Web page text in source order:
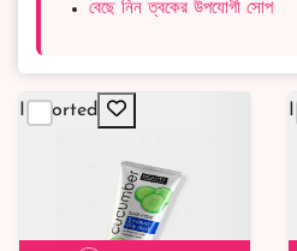
বেছে নিন ত্বকের উপযোগী সোপ
Imported